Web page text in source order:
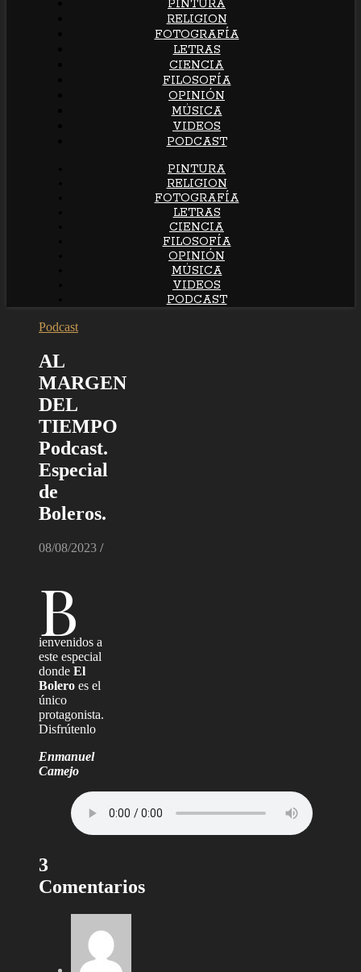
PINTURA
RELIGION
FOTOGRAFÍA
LETRAS
CIENCIA
FILOSOFÍA
OPINIÓN
MÚSICA
VIDEOS
PODCAST
PINTURA
RELIGION
FOTOGRAFÍA
LETRAS
CIENCIA
FILOSOFÍA
OPINIÓN
MÚSICA
VIDEOS
PODCAST
Podcast
AL
MARGEN
DEL
TIEMPO
Podcast.
Especial
de
Boleros.
08/08/2023 /
B
ienvenidos a
este especial
donde El
Bolero es el
único
protagonista.
Disfrútenlo
Enmanuel
Camejo
3
Comentarios